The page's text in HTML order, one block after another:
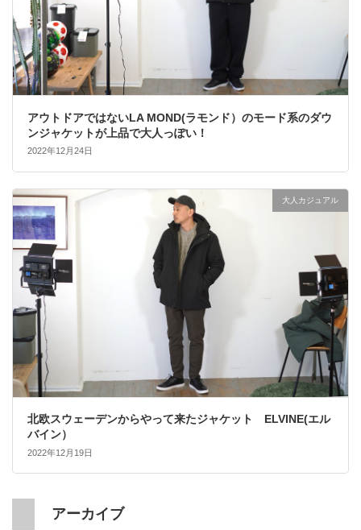
アウトドアではないLA MOND(ラモンド）のモード系のダウ
ンジャケットが上品で大人っぽい！
2022年12月24日
大人カジュアル
北欧スウェーデンからやって来たジャケット ELVINE(エル
バイン）
2022年12月19日
アーカイブ